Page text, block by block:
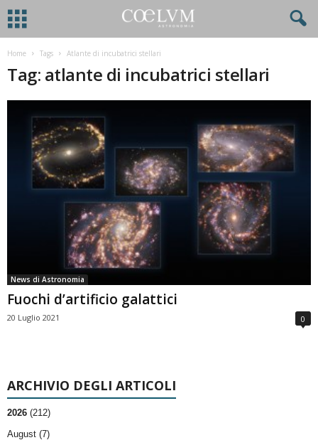
Home Tags Atlante di incubatrici stellari
Tag: atlante di incubatrici stellari
News di Astronomia
Fuochi d’artificio galattici
20 Luglio 2021 0
ARCHIVIO DEGLI ARTICOLI
2026 (212)
August (7)